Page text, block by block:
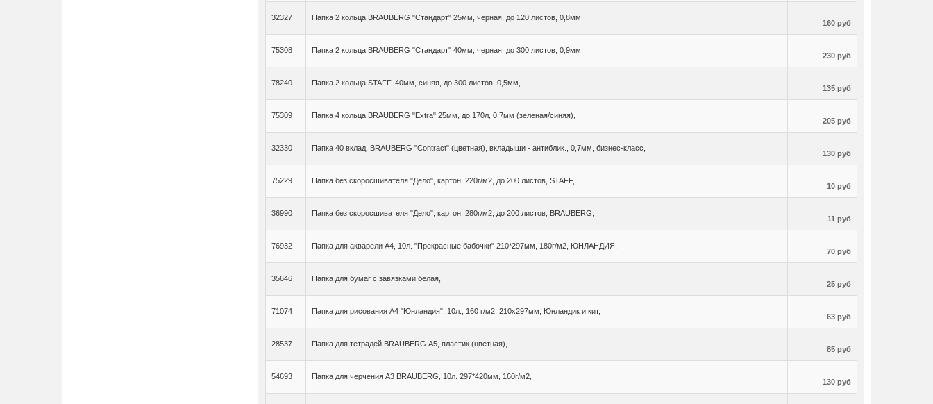
32327 Папка 2 кольца BRAUBERG "Стандарт" 25мм, черная, до 120 листов, 0,8мм,
160 руб
75308 Папка 2 кольца BRAUBERG "Стандарт" 40мм, черная, до 300 листов, 0,9мм,
230 руб
78240 Папка 2 кольца STAFF, 40мм, синяя, до 300 листов, 0,5мм,
135 руб
75309 Папка 4 кольца BRAUBERG "Extra" 25мм, до 170л, 0.7мм (зеленая/синяя),
205 руб
32330 Папка 40 вклад. BRAUBERG "Contract" (цветная), вкладыши - антиблик., 0,7мм, бизнес-класс,
130 руб
75229 Папка без скоросшивателя "Дело", картон, 220г/м2, до 200 листов, STAFF,
10 руб
36990 Папка без скоросшивателя "Дело", картон, 280г/м2, до 200 листов, BRAUBERG,
11 руб
76932 Папка для акварели А4, 10л. "Прекрасные бабочки" 210*297мм, 180г/м2, ЮНЛАНДИЯ,
70 руб
35646 Папка для бумаг с завязками белая,
25 руб
71074 Папка для рисования A4 "Юнландия", 10л., 160 г/м2, 210х297мм, Юнландик и кит,
63 руб
28537 Папка для тетрадей BRAUBERG А5, пластик (цветная),
85 руб
54693 Папка для черчения А3 BRAUBERG, 10л. 297*420мм, 160г/м2,
130 руб